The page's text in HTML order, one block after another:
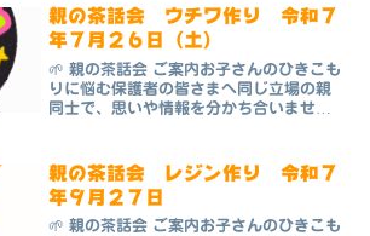
い。📅 日時2025年10月25日（土）
13:30 上映開...
親の茶話会 ウチワ作り 令和７
年７月２６日（土）
🌱 親の茶話会 ご案内お子さんのひきこも
りに悩む保護者の皆さまへ同じ立場の親
同士で、思いや情報を分かち合いません
会場：日光市ひきこもり相談センターか
がやき（日光市今市...
親の茶話会 レジン作り 令和７
年９月２７日
🌱 親の茶話会 ご案内お子さんのひきこも